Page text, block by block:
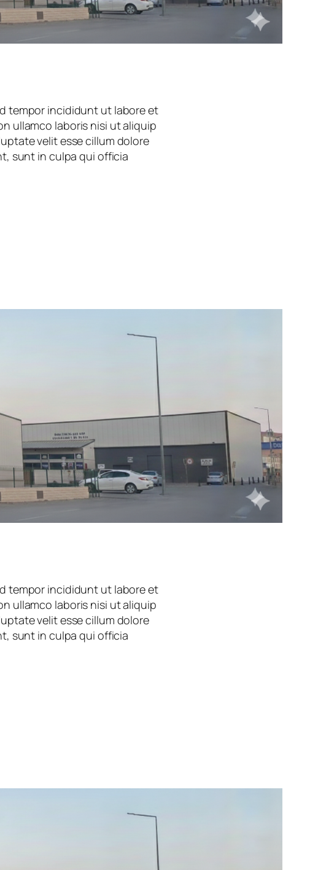
tempor incididunt ut labore et
ullamco laboris nisi ut aliquip
velit esse cillum dolore
sunt in culpa qui officia
tempor incididunt ut labore et
ullamco laboris nisi ut aliquip
velit esse cillum dolore
sunt in culpa qui officia